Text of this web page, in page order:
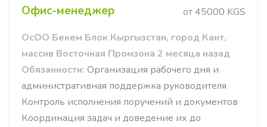
Офис-менеджер
от 45000 KGS
ОсОО Бекем Блок Кыргызстан, город Кант,
массив Восточная Промзона 2 месяца назад
Обязанности: Организация рабочего дня и
административная поддержка руководителя
Контроль исполнения поручений и документов
Координация задач и доведение их до